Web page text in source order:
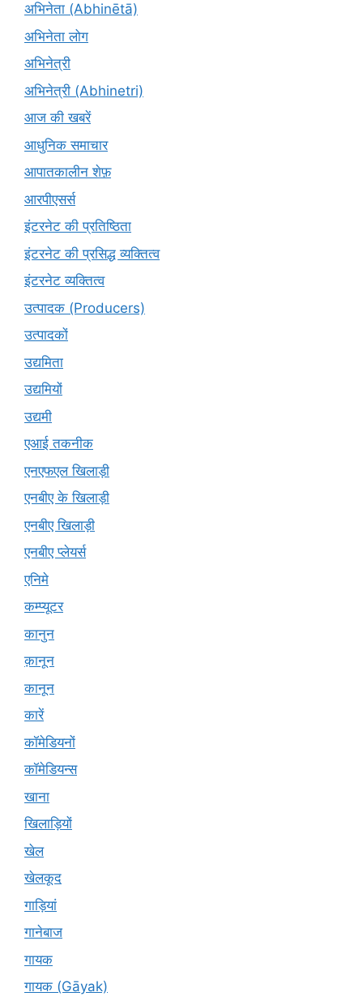
अभिनेता (Abhinētā)
अभिनेता लोग
अभिनेत्री
अभिनेत्री (Abhinetri)
आज की खबरें
आधुनिक समाचार
आपातकालीन शेफ़
आरपीएसर्स
इंटरनेट की प्रतिष्ठिता
इंटरनेट की प्रसिद्ध व्यक्तित्व
इंटरनेट व्यक्तित्व
उत्पादक (Producers)
उत्पादकों
उद्यमिता
उद्यमियों
उद्यमी
एआई तकनीक
एनएफएल खिलाड़ी
एनबीए के खिलाड़ी
एनबीए खिलाड़ी
एनबीए प्लेयर्स
एनिमे
कम्प्यूटर
कानुन
क़ानून
कानून
कारें
कॉमेडियनों
कॉमेडियन्स
खाना
खिलाड़ियों
खेल
खेलकूद
गाड़ियां
गानेबाज
गायक
गायक (Gāyak)